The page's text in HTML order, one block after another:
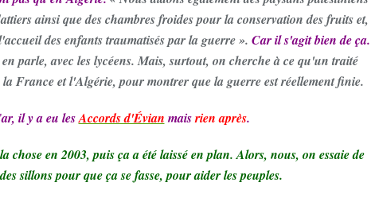
ainsi que des chambres froides pour la conservation des fruits et,
des enfants traumatisés par la guerre ». Car il s'agit bien de ça.
parle, avec les lycéens. Mais, surtout, on cherche à ce qu'un traité
France et l'Algérie, pour montrer que la guerre est réellement finie.
il y a eu lesAccords d'Évian maisrien après.
chose en 2003, puis ça a été laissé en plan. Alors, nous, on essaie de
sillons pour que ça se fasse, pour aider les peuples.